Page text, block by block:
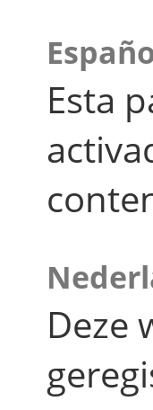
Esta
Deze